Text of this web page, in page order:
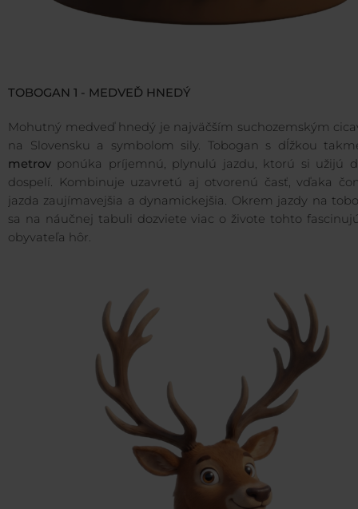
TOBOGAN 1 - MEDVEĎ HNEDÝ
Mohutný medveď hnedý je najväčším suchozemským
na Slovensku a symbolom sily. Tobogan s dĺžkou
metrov ponúka príjemnú, plynulú jazdu, ktorú si užijú
dospelí. Kombinuje uzavretú aj otvorenú časť, vďaka
jazda zaujímavejšia a dynamickejšia. Okrem jazdy na
sa na náučnej tabuli dozviete viac o živote tohto
obyvateľa hôr.